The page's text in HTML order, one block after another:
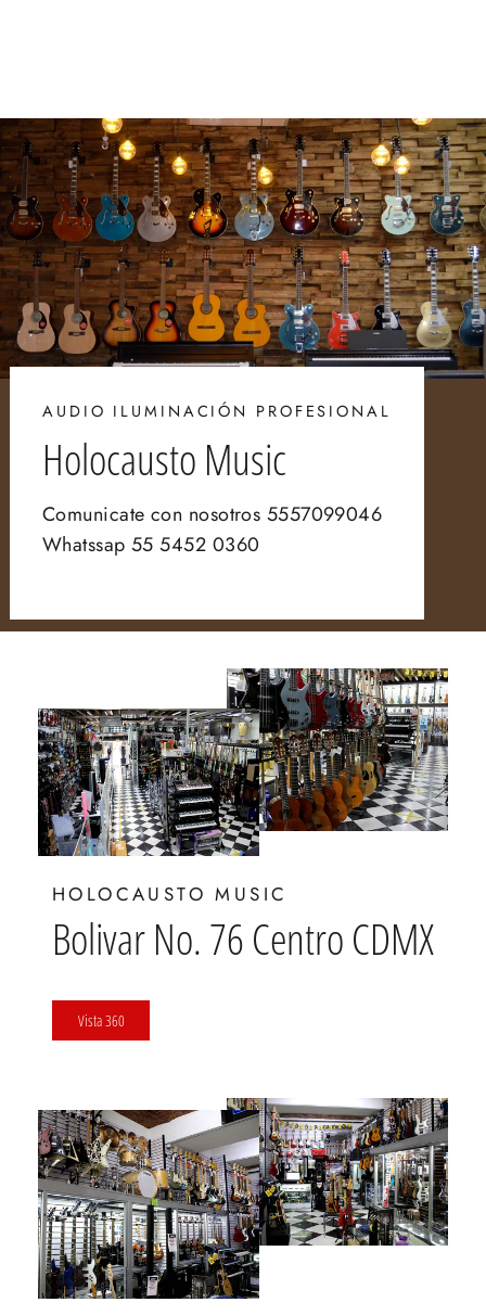
AUDIO ILUMINACIÓN PROFESIONAL
Holocausto Music
Comunicate con nosotros 5557099046
Whatssap 55 5452 0360
HOLOCAUSTO MUSIC
Bolivar No. 76 Centro CDMX
Vista 360